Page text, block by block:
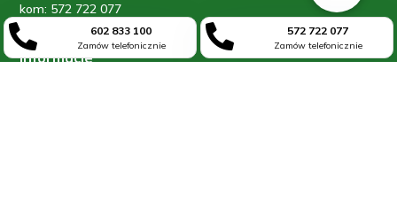
kom: 572 722 077
Informacje
 602 833 100
Zamów telefonicznie  572 722 077
Zamów telefonicznie